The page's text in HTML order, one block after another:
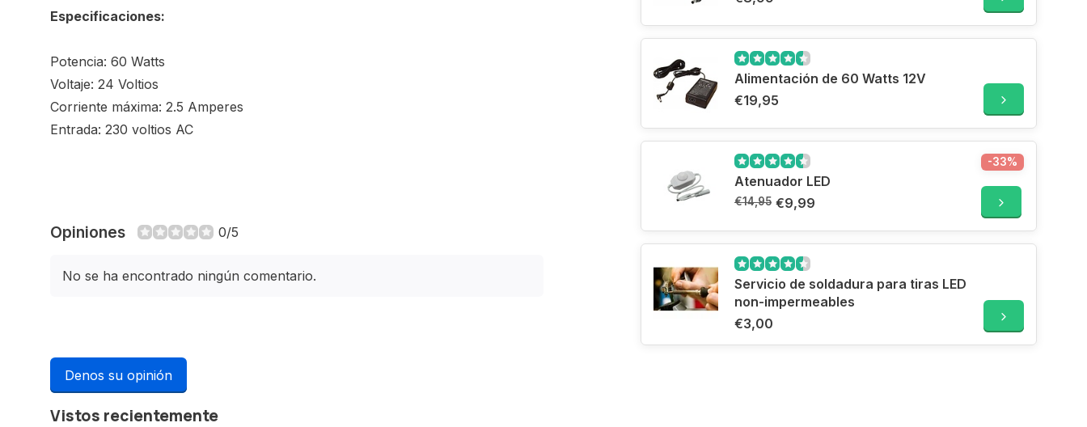
Especificaciones:
Potencia: 60 Watts
Voltaje: 24 Voltios
Corriente máxima: 2.5 Amperes
Entrada: 230 voltios AC
Opiniones 0/5
No se ha encontrado ningún comentario.
Denos su opinión
Alimentación de 60 Watts 12V
€19,95
Atenuador LED
€14,95 €9,99
-33%
Servicio de soldadura para tiras LED
non-impermeables
€3,00
Vistos recientemente